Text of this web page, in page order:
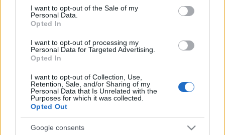
consent section.
I want to opt-out of the Sale of my
Personal Data.
Opted In
I want to opt-out of processing my
Personal Data for Targeted Advertising.
Opted In
I want to opt-out of Collection, Use,
Retention, Sale, and/or Sharing of my
Personal Data that Is Unrelated with the
Purposes for which it was collected.
Opted Out
Google consents
Én is örülnék, ha lenne egy tökös
kormányunk, ami
szembeszáll az IMF-el, de jó időben. Ha körbenézünk
Európában, nem láthatunk a jóléti társadalom
építésétől, vagy a fenntartható gazdaságpolitikák
látványától elaléló közgazdászokat. Romániában,
Bulgáriában, Görögországban nagy gázok vannak,
de gyakorlatilag nincs olyan európai állam, amely
nyugodtan hátradőlhet.
A magyar gazdaság kiszámíthatatlansága nem csak
nekünk esik rosszul, hanem egész Európának is,
márpedig nem egyedüliként ülünk itt a Kárpátok